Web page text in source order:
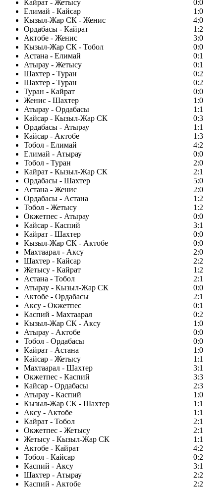
Кайрат - Жетысу
0:0
Елимай - Кайсар
1:0
Кызыл-Жар СК - Женис
4:0
Ордабасы - Кайрат
1:2
Актобе - Женис
3:0
Кызыл-Жар СК - Тобол
0:0
Астана - Елимай
0:1
Атырау - Жетысу
0:1
Шахтер - Туран
0:2
Шахтер - Туран
0:2
Туран - Кайрат
0:0
Женис - Шахтер
1:0
Атырау - Ордабасы
1:1
Кайсар - Кызыл-Жар СК
0:3
Ордабасы - Атырау
1:1
Кайсар - Актобе
1:3
Тобол - Елимай
4:2
Елимай - Атырау
0:0
Тобол - Туран
2:0
Кайрат - Кызыл-Жар СК
2:1
Ордабасы - Шахтер
5:0
Астана - Женис
2:0
Ордабасы - Астана
1:2
Тобол - Жетысу
1:2
Окжетпес - Атырау
0:0
Кайсар - Каспий
3:1
Кайрат - Шахтер
0:0
Кызыл-Жар СК - Актобе
0:0
Махтаарал - Аксу
2:0
Шахтер - Кайсар
2:2
Жетысу - Кайрат
1:2
Астана - Тобол
2:1
Атырау - Кызыл-Жар СК
0:0
Актобе - Ордабасы
2:1
Аксу - Окжетпес
0:1
Каспий - Махтаарал
0:2
Кызыл-Жар СК - Аксу
1:0
Атырау - Актобе
0:0
Тобол - Ордабасы
0:0
Кайрат - Астана
1:0
Кайсар - Жетысу
1:1
Махтаарал - Шахтер
3:1
Окжетпес - Каспий
3:3
Кайсар - Ордабасы
2:3
Атырау - Каспий
1:0
Кызыл-Жар СК - Шахтер
1:1
Аксу - Актобе
1:1
Кайрат - Тобол
2:1
Окжетпес - Жетысу
2:1
Жетысу - Кызыл-Жар СК
1:1
Актобе - Кайрат
4:2
Тобол - Кайсар
0:2
Каспий - Аксу
3:1
Шахтер - Атырау
2:2
Каспий - Актобе
2:2